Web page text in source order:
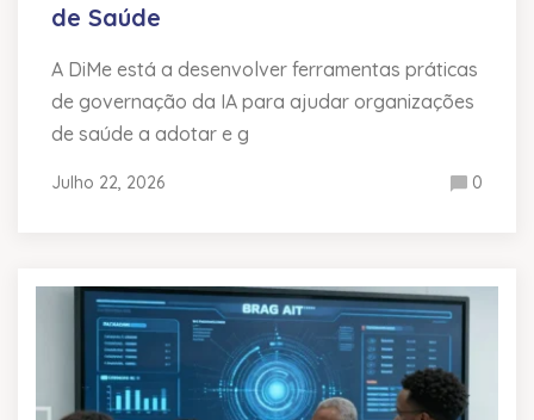
de Saúde
A DiMe está a desenvolver ferramentas práticas
de governação da IA para ajudar organizações
de saúde a adotar e g
Julho 22, 2026 0